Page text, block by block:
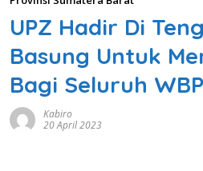
UPZ Hadir Di
Basung Untuk
Bagi Seluruh WBP
Kabiro
20 April 2023